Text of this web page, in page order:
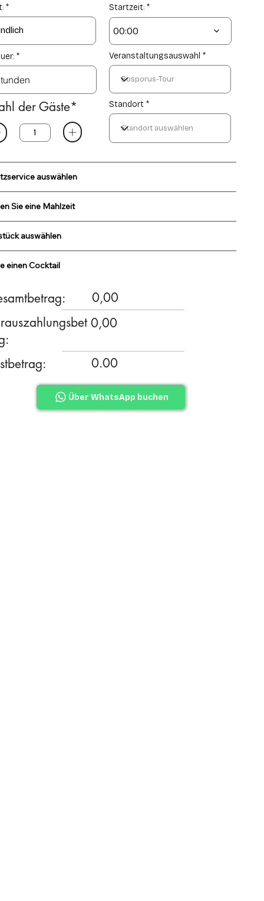
Startzeit:
00:00
Veranstaltungsauswahl
der Gäste* Standort *
auswählen
Sie eine Mahlzeit
auswählen
einen Cocktail
0,00
0,00
0.00
Über WhatsApp buchen